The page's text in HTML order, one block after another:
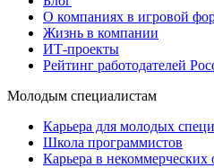
О компаниях в игровой
Жизнь в компании
ИТ-проекты
Рейтинг работодателей
Молодым специалистам
Карьера для молодых
Школа программистов
Карьера в некоммерческих